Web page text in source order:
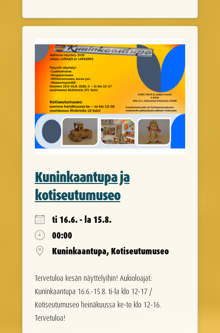
Kuninkaantupa ja
kotiseutumuseo
ti 16.6. - la 15.8.
00:00
Kuninkaantupa, Kotiseutumuseo
Tervetuloa kesän näyttelyihin! Aukioloajat:
Kuninkaantupa 16.6.-15.8. ti-la klo 12-17 /
Kotiseutumuseo heinäkuussa ke-to klo 12-16.
Tervetuloa!